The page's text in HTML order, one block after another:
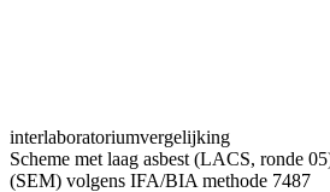
interlaboratoriumvergelijking
Scheme met laag asbest (LACS, ronde
(SEM) volgens IFA/BIA methode 7487